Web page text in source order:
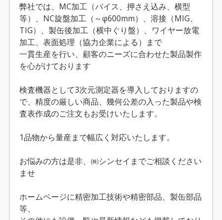
弊社では、MC加工（バイス、押さえ込み、横型
等）、NC旋盤加工（～φ600mm）、溶接（MIG、
TIG）、製缶後加工（横中ぐり盤）、ワイヤー放電
加工、表面処理（協力企業による）まで
一貫生産を行い、顧客のニーズに合わせた製品製作
を心がけております
検査機器として3次元測定器を導入しておりますの
で、精度の厳しい商品、幾何公差の入った製品や検
査表作成のご注文もお受けいたします。
1品物から量産まで幅広く対応いたします。
お悩みの方は是非、㈱シンセイまでご相談ください
ませ
ホームページに精密加工技術や精密部品、製缶部品
等、